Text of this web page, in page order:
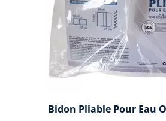
Bidon Pliable Pour Eau